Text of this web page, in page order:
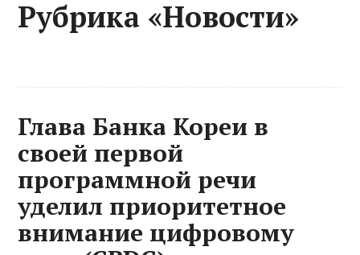
Рубрика «Новости»
Глава Банка Кореи в
своей первой
программной речи
уделил приоритетное
внимание цифровому